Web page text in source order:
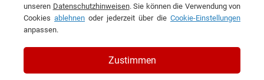
Future Skill Mut: Brauchen wir
dringender als jemals zuvor
unseren Datenschutzhinweisen. Sie können die Verwendung von
Cookies ablehnen oder jederzeit über die Cookie-Einstellungen
anpassen.
Zustimmen